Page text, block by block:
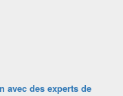
avec des experts de